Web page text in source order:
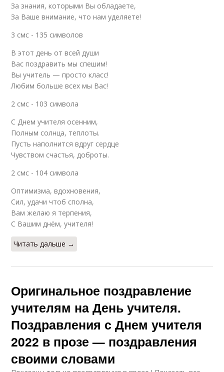
За знания, которыми Вы обладаете,
За Ваше внимание, что нам уделяете!
3 смс - 135 символов
В этот день от всей души
Вас поздравить мы спешим!
Вы учитель — просто класс!
Любим больше всех мы Вас!
2 смс - 103 символа
С Днем учителя осенним,
Полным солнца, теплоты.
Пусть наполнится вдруг сердце
Чувством счастья, доброты.
2 смс - 104 символа
Оптимизма, вдохновения,
Сил, удачи чтоб сполна,
Вам желаю я терпения,
С Вашим днём, учителя!
Читать дальше →
Оригинальное поздравление
учителям на День учителя.
Поздравления с Днем учителя
2022 в прозе — поздравления
своими словами